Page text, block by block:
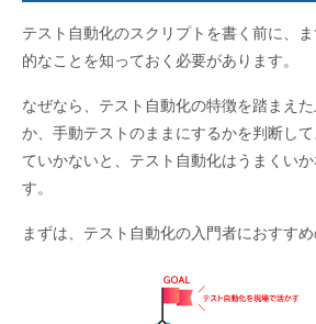
テスト自動化のスクリプトを書く前に、
的なことを知っておく必要があります。
なぜなら、テスト自動化の特徴を踏まえ
か、手動テストのままにするかを判断し
ていかないと、テスト自動化はうまくい
す。
まずは、テスト自動化の入門者におすすめ